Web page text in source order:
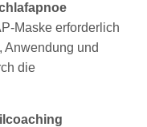
Maske erforderlich
Anwendung und
die